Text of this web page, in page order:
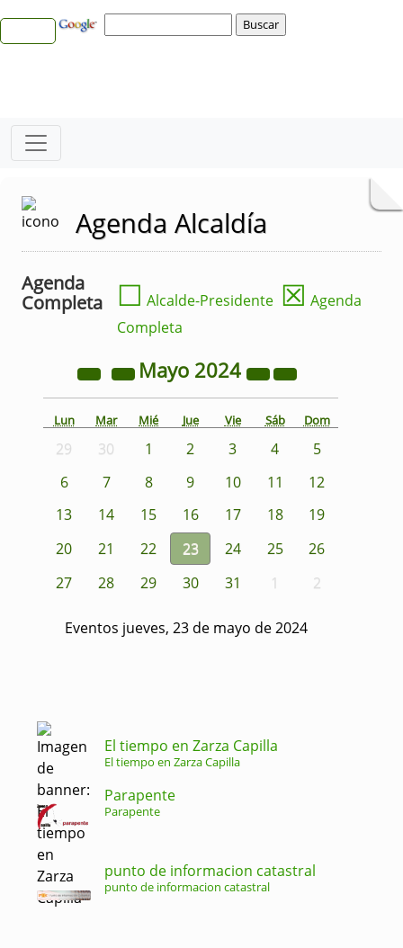
Agenda Alcaldía
Agenda
Completa
☐ Alcalde-Presidente ☒ Agenda
Completa
Mayo 2024
Lun Mar Mié Jue Vie Sáb Dom
29 30 1 2 3 4
5
6
7 8 9 10 11
12
13
14 15 16 17 18
19
20
21 22 23 24 25
26
27
28 29 30 31 1 2
Eventos jueves, 23 de mayo de 2024
El tiempo en Zarza Capilla
El tiempo en Zarza Capilla
Parapente
Parapente
punto de informacion catastral
punto de informacion catastral